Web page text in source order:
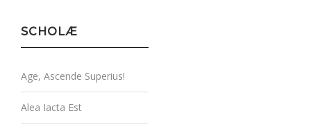
SCHOLÆ
Age, Ascende Superius!
Alea Iacta Est